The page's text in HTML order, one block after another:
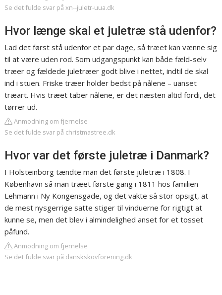
Se det fulde svar på xn--juletr-uua.dk
Hvor længe skal et juletræ stå udenfor?
Lad det først stå udenfor et par dage, så træet kan vænne sig
til at være uden rod. Som udgangspunkt kan både fæld-selv
træer og fældede juletræer godt blive i nettet, indtil de skal
ind i stuen. Friske træer holder bedst på nålene – uanset
træart. Hvis træet taber nålene, er det næsten altid fordi, det
tørrer ud.
Anmodning om fjernelse
Se det fulde svar på christmastree.dk
Hvor var det første juletræ i Danmark?
I Holsteinborg tændte man det første juletræ i 1808. I
København så man træet første gang i 1811 hos familien
Lehmann i Ny Kongensgade, og det vakte så stor opsigt, at
de mest nysgerrige satte stiger til vinduerne for rigtigt at
kunne se, men det blev i almindelighed anset for et tosset
påfund.
Anmodning om fjernelse
Se det fulde svar på danskskovforening.dk